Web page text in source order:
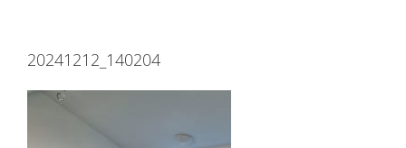
20241212_140204